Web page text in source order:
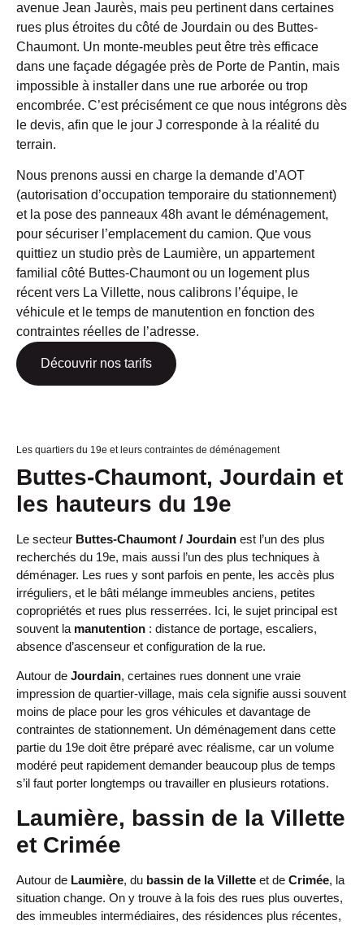
avenue Jean Jaurès, mais peu pertinent dans certaines
rues plus étroites du côté de Jourdain ou des Buttes-
Chaumont. Un monte-meubles peut être très efficace
dans une façade dégagée près de Porte de Pantin, mais
impossible à installer dans une rue arborée ou trop
encombrée. C’est précisément ce que nous intégrons dès
le devis, afin que le jour J corresponde à la réalité du
terrain.
Nous prenons aussi en charge la demande d’AOT
(autorisation d’occupation temporaire du stationnement)
et la pose des panneaux 48h avantle déménagement,
pour sécuriser l’emplacement du camion. Que vous
quittiez un studio près de Laumière, un appartement
familial côté Buttes-Chaumontou un logement plus
récent vers La Villette, nous calibrons l’équipe, le
véhicule et le temps de manutention en fonction des
contraintes réelles de l’adresse.
Découvrir nos tarifs
Les quartiers du 19e et leurs contraintes de déménagement
Buttes-Chaumont, Jourdain et
les hauteurs du 19e
Le secteur Buttes-Chaumont / Jourdain est l’un des plus
recherchés du 19e, mais aussi l’un des plus techniques à
déménager. Les rues y sont parfois en pente, les accès plus
irréguliers, et le bâti mélange immeubles anciens, petites
copropriétés et rues plus resserrées. Ici, le sujet principal est
souvent la manutention : distance de portage, escaliers,
absence d’ascenseur et configuration de la rue.
Autour de Jourdain, certaines rues donnent une vraie
impression de quartier-village, mais cela signifie aussi souvent
moins de place pour les gros véhicules et davantage de
contraintes de stationnement. Un déménagement dans cette
partie du 19e doit être préparé avec réalisme, car un volume
modéré peut rapidement demander beaucoup plus de temps
s’il faut porter longtemps ou travailler en plusieurs rotations.
Laumière, bassin de la Villette
et Crimée
Autour de Laumière, du bassin de la Villette et de Crimée, la
situation change. On y trouve à la fois des rues plus ouvertes,
des immeubles intermédiaires, des résidences plus récentes,